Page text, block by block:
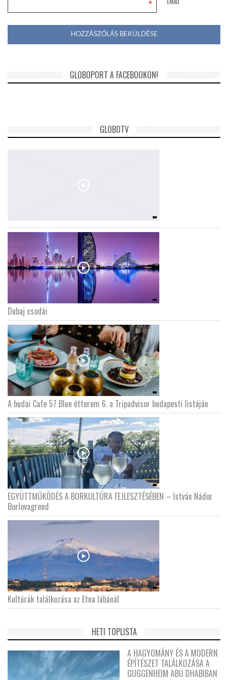
*
GLOBOPORT A FACEBOOKON!
GLOBOTV
Dubaj csodái
A budai Cafe 57 Blue étterem 6. a Tripadvisor budapesti listáján
EGYÜTTMŰKÖDÉS A BORKULTÚRA FEJLESZTÉSÉBEN – István Nádor
Borlovagrend
Kultúrák találkozása az Etna lábánál
HETI TOPLISTA
A HAGYOMÁNY ÉS A MODERN
ÉPÍTÉSZET TALÁLKOZÁSA A
GUGGENHEIM ABU DHABIBAN